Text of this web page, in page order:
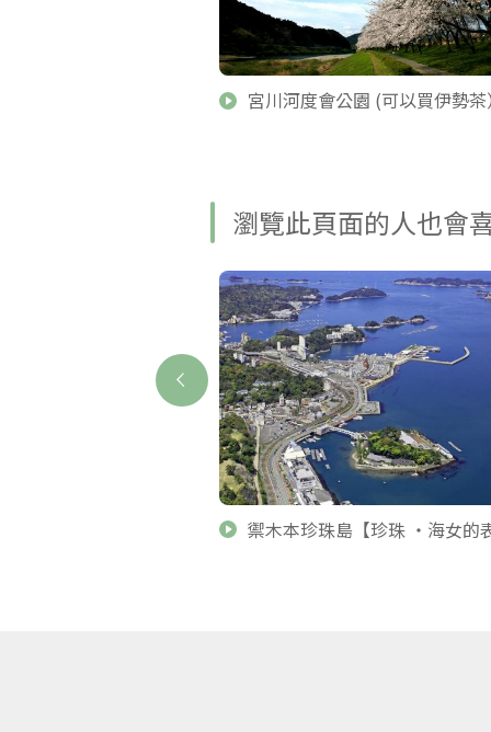
宮川河度會公園 (可以買伊勢茶
瀏覽此頁面的人也會
禦木本珍珠島【珍珠 ・海女的